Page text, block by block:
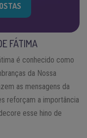
FÁTIMA
é conhecido como
da Nossa
as mensagens da
reforçam a importância
esse hino de